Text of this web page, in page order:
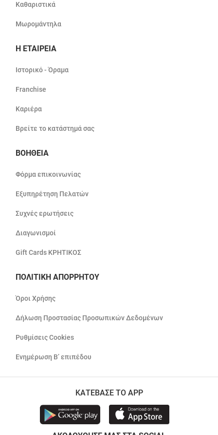
Καθαριστικά
Μωρομάντηλα
Η ΕΤΑΙΡΕΙΑ
Ιστορικό - Όραμα
Franchise
Καριέρα
Βρείτε το κατάστημά σας
ΒΟΗΘΕΙΑ
Φόρμα επικοινωνίας
Εξυπηρέτηση Πελατών
Συχνές ερωτήσεις
Διαγωνισμοί
Gift Cards ΚΡΗΤΙΚΟΣ
ΠΟΛΙΤΙΚΗ ΑΠΟΡΡΗΤΟΥ
Όροι Χρήσης
Δήλωση Προστασίας Προσωπικών Δεδομένων
Ρυθμίσεις Cookies
Ενημέρωση Β’ επιπέδου
ΚΑΤΕΒΑΣΕ ΤΟ APP